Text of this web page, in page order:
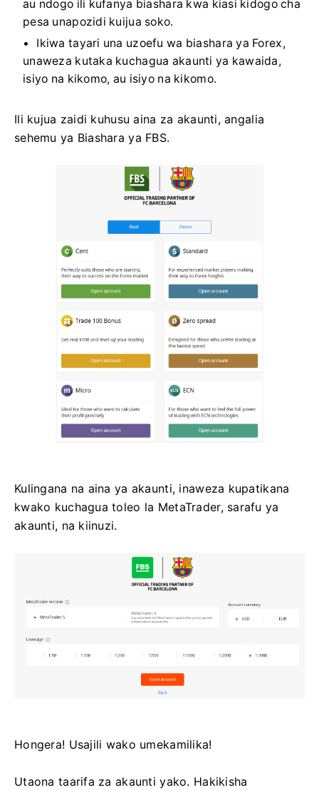
au ndogo ili kufanya biashara kwa kiasi kidogo cha
pesa unapozidi kuijua soko.
Ikiwa tayari una uzoefu wa biashara ya Forex,
unaweza kutaka kuchagua akaunti ya kawaida,
isiyo na kikomo, au isiyo na kikomo.
Ili kujua zaidi kuhusu aina za akaunti, angalia
sehemu ya Biashara ya FBS.
Kulingana na aina ya akaunti, inaweza kupatikana
kwako kuchagua toleo la MetaTrader, sarafu ya
akaunti, na kiinuzi.
Hongera! Usajili wako umekamilika!
Utaona taarifa za akaunti yako. Hakikisha